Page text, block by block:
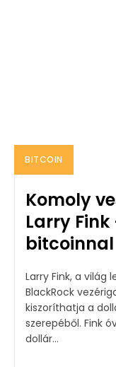
BITCOIN
Komoly
Larry
bitcoinnal
Larry Fink, a világ
BlackRock
kiszoríthatja a
szerepéből. Fink óvatosságra intett: az amerikai
dollár...